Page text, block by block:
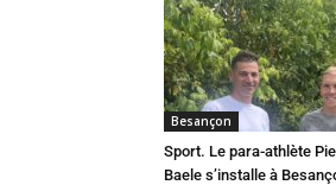
Besançon
Sport. Le para-athlète
Baele s’installe à